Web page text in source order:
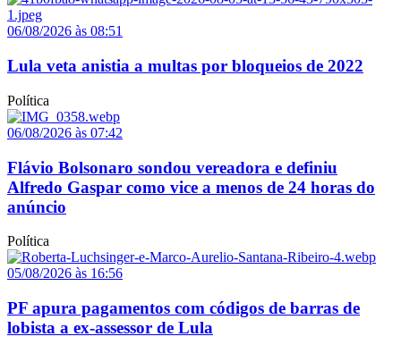
06/08/2026 às 08:51
Lula veta anistia a multas por bloqueios de 2022
Política
06/08/2026 às 07:42
Flávio Bolsonaro sondou vereadora e definiu
Alfredo Gaspar como vice a menos de 24 horas do
anúncio
Política
05/08/2026 às 16:56
PF apura pagamentos com códigos de barras de
lobista a ex-assessor de Lula